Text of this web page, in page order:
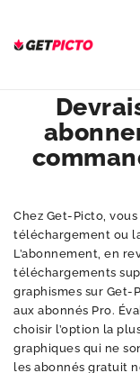
content
Chez Get-Picto,
téléchargement ou
L’abonnement, en
téléchargements
graphismes sur Get-
aux abonnés Pro.
choisir l’option la
graphiques qui ne
les abonnés gratuit